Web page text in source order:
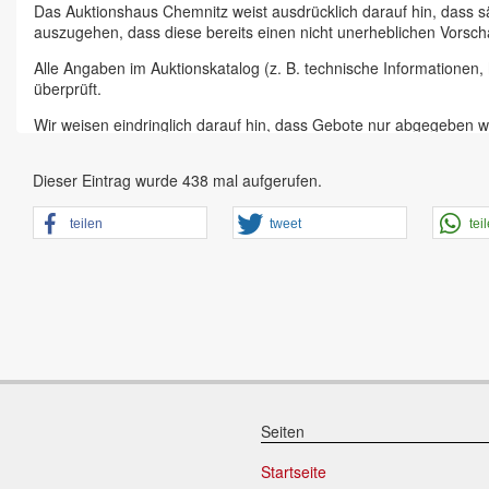
Das Auktionshaus Chemnitz weist ausdrücklich darauf hin, dass
auszugehen, dass diese bereits einen nicht unerheblichen
Alle Angaben im Auktionskatalog (z. B. technische
überprüft.
Wir weisen eindringlich darauf hin, dass Gebote nur abgegeben
Online Bieter, Bieter bei Vor-Ort-Versteigerungen direkt beim
Sämtliche Neueingänge werden sofort online gestellt. Sobald
vorheriger Anmeldung zu besichtigen.
Abgegebene Gebote in Form von Online-Vorgeboten gelten als
Schriftliche Gebote werden ab sofort nicht mehr angenommen,
Dieser Eintrag wurde 438 mal aufgerufen.
teilen tweet
Seiten
Startseite